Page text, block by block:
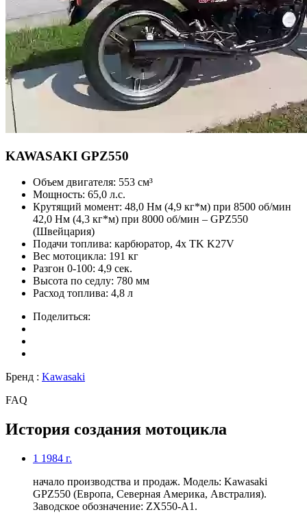
KAWASAKI GPZ550
Объем двигателя: 553 см³
Мощность: 65,0 л.с.
Крутящий момент: 48,0 Нм (4,9 кг*м) при 8500 об/мин
42,0 Нм (4,3 кг*м) при 8000 об/мин – GPZ550
(Швейцария)
Подачи топлива: карбюратор, 4x TK K27V
Вес мотоцикла: 191 кг
Разгон 0-100: 4,9 сек.
Высота по седлу: 780 мм
Расход топлива: 4,8 л
Поделиться:
Бренд : Kawasaki
FAQ
История создания мотоцикла
1 1984 г.
начало производства и продаж. Модель: Kawasaki
GPZ550 (Европа, Северная Америка, Австралия).
Заводское обозначение: ZX550-A1.